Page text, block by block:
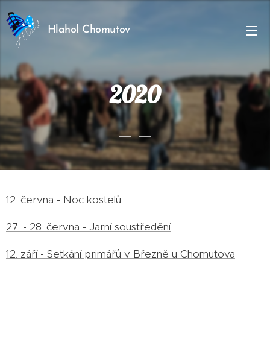
Hlahol Chomutov
2020
12. června - Noc kostelů
27. - 28. června - Jarní soustředění
12. září - Setkání primářů v Březně u Chomutova